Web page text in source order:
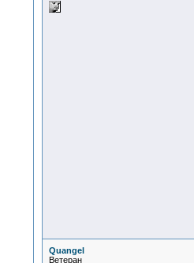
Quangel
Ветеран